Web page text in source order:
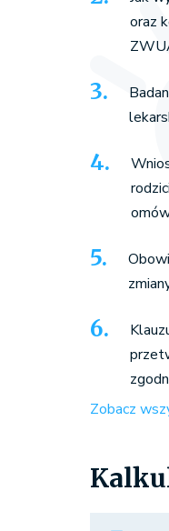
oraz
Zobacz